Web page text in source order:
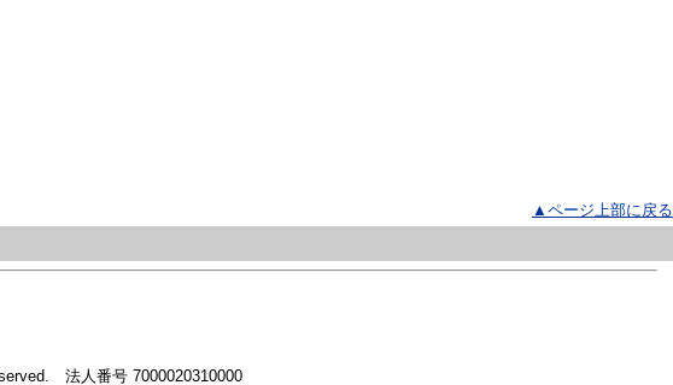
▲ページ上部に戻る
法人番号 7000020310000